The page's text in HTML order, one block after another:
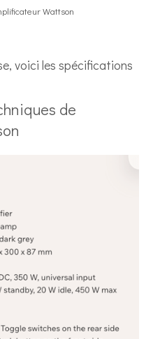
Wattson
voici les spécifications
de